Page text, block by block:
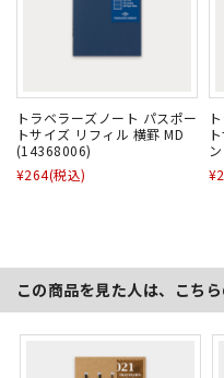
トラベラーズノート パスポー
トサイズ リフィル 横罫 MD
(14368006)
¥264(税込)
この商品を見た人は、こち